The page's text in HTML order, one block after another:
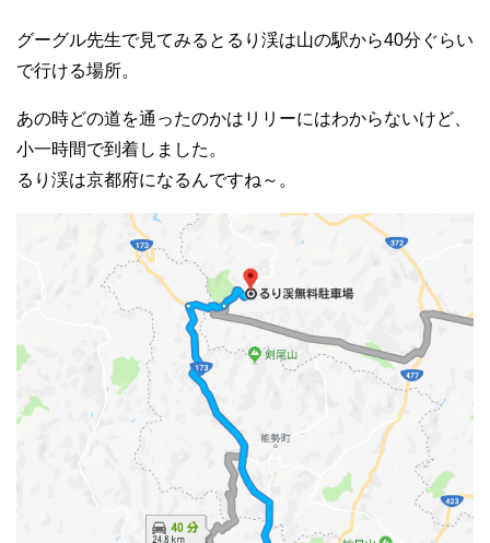
グーグル先生で見てみるとるり渓は山の駅から40分ぐらい
で行ける場所。
あの時どの道を通ったのかはリリーにはわからないけど、
小一時間で到着しました。
るり渓は京都府になるんですね～。